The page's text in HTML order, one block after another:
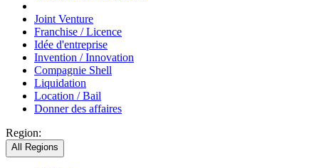
Joint Venture
Franchise / Licence
Idée d'entreprise
Invention / Innovation
Compagnie Shell
Liquidation
Location / Bail
Donner des affaires
Region:
All Regions